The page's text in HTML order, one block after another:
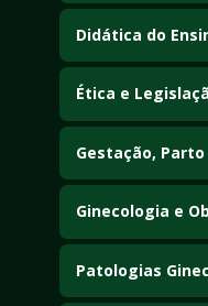
Didática do
Ética e
Gestação,
Ginecologia e
Patologias